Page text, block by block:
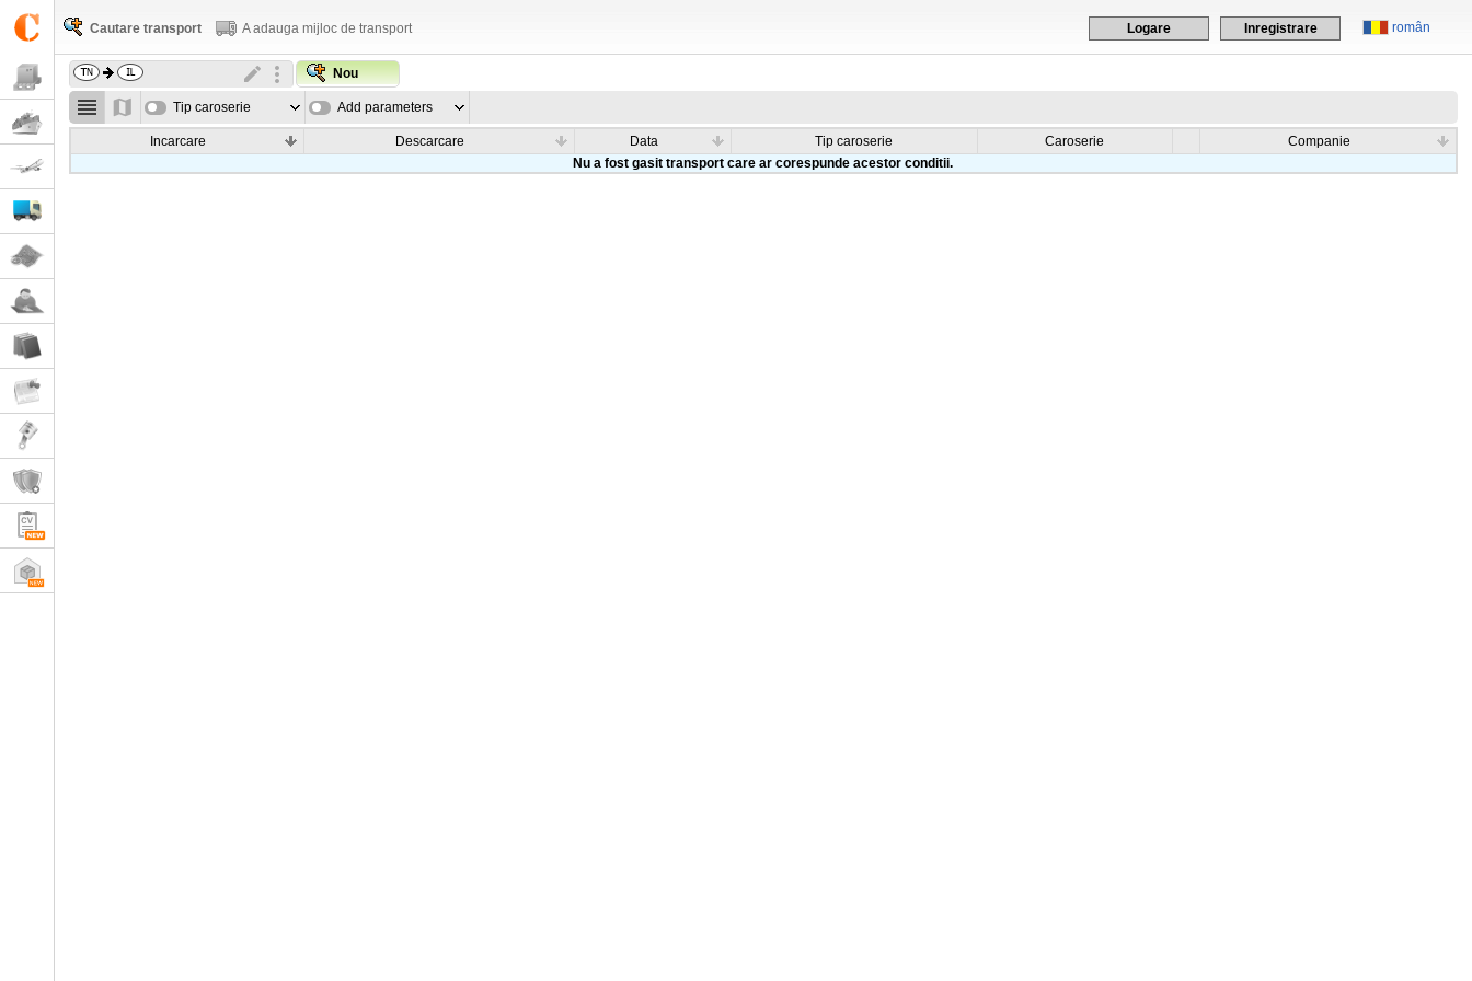
român
Logare Inregistrare
Cautare transport A adauga mijloc de transport
Nou
Tip caroserie Add parameters
Incarcare Descarcare Data Tip caroserie Caroserie
Companie
Nu a fost gasit transport care ar corespunde acestor conditii.